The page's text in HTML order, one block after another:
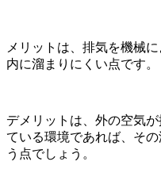
メリットは、排気を機械
内に溜まりにくい点です。
デメリットは、外の空気
ている環境であれば、そ
う点でしょう。